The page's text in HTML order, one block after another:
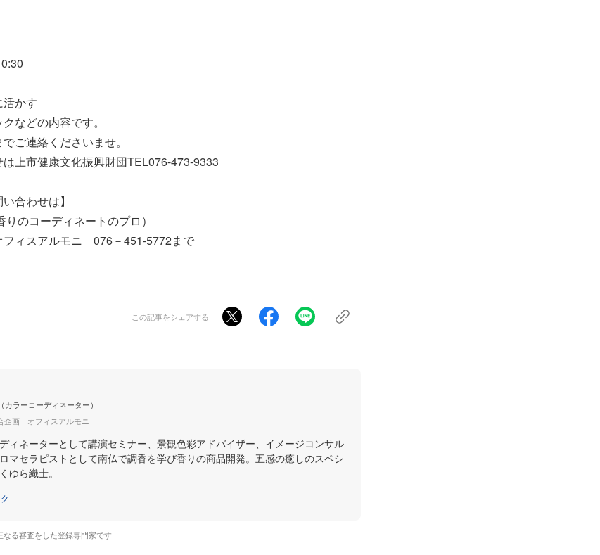
かす
などの内容です。
ご連絡くださいませ。
上市健康文化振興財団TEL076-473-9333
合わせは】
のコーディネートのプロ）
フィスアルモニ 076－451-5772まで
この記事をシェアする
（カラーコーディネーター）
企画 オフィスアルモニ
ィネーターとして講演セミナー、景観色彩アドバイザー、イメージコンサル
マセラピストとして南仏で調香を学び香りの商品開発。五感の癒しのスペシ
ゆら織士。
る審査をした登録専門家です